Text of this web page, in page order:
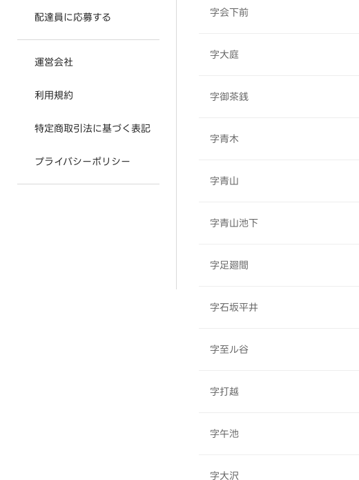
配達員に応募する
運営会社
利用規約
特定商取引法に基づく表記
プライバシーポリシー
字会下前
字大庭
字御茶銭
字青木
字青山
字青山池下
字足廻間
字石坂平井
字至ル谷
字打越
字午池
字大沢